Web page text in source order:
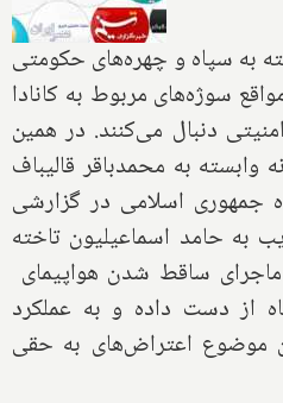
به سپاه و چهره‌های حکومتی
سوژه‌های مربوط به کانادا
دنبال می‌کنند. در همین
به محمدباقر قالیباف
جمهوری اسلامی در گزارشی
به حامد اسماعیلیون تاخته
ساقط شدن هواپیمای
از دست داده و به عملکرد
موضوع اعتراض‌های به حقی